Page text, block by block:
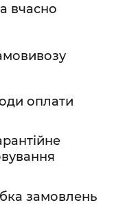
вчасно
оплати
замовлень